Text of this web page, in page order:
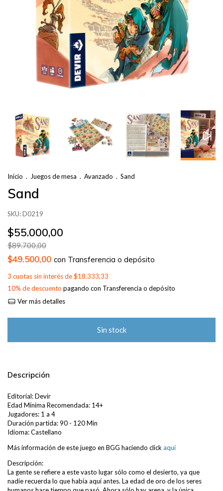
Inicio . Juegos de mesa . Avanzado . Sand
Sand
SKU:D0219
$55.000,00
$89.700,00
$49.500,00 con Transferencia o depósito
3 cuotas sin interés de$18.333,33
10% de descuento pagando con Transferencia o depósito
Ver más detalles
Descripción
Editorial: Devir
Edad Mínima Recomendada: 14+
Jugadores: 1 a 4
Duración partida: 90 - 120 Min
Idioma: Castellano
Más información de este juego en BGG haciendo click aquí
Descripción:
La gente se refiere a este vasto lugar sólo como el desierto, ya que
nadie recuerda lo que había aquí antes. La edad de oro de los seres